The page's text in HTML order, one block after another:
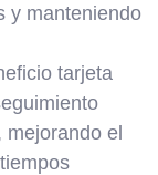
y manteniendo
tarjeta
mejorando el